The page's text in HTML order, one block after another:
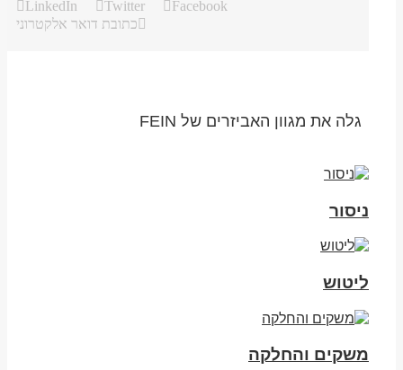
Facebook
Twitter
LinkedIn
כתובת דואר אלקטרוני
גלה את מגוון האביזרים של FEIN
ניסור
ליטוש
משקים והחלקה